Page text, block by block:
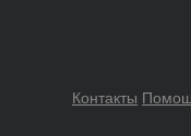
Контакты